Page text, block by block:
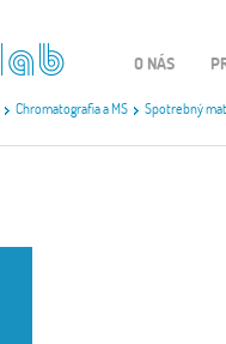
Chromatografia a MS Spotrebný
O NÁS